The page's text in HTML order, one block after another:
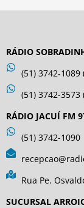
RÁDIO
(51) 3742-1089
(51) 3742-3573
RÁDIO JACUÍ FM
(51) 3742-1090
Rua Pe.
SUCURSAL